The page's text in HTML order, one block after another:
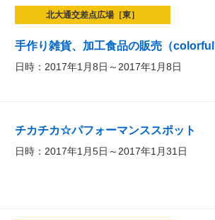
北大通交差点広場［東］
手作り雑貨、加工食品の販売（
日時：2017年1月8日～2017年1月8日
チカチカ☆パフォーマンススポット
日時：2017年1月5日～2017年1月31日